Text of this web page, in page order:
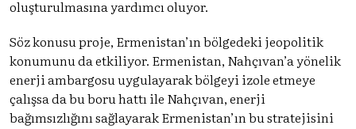
oluşturulmasına yardımcı oluyor.
Söz konusu proje, Ermenistan’ın bölgedeki jeopolitik
konumunu da etkiliyor. Ermenistan, Nahçıvan’a yönelik
enerji ambargosu uygulayarak bölgeyi izole etmeye
çalışsa da bu boru hattı ile Nahçıvan, enerji
bağımsızlığını sağlayarak Ermenistan’ın bu stratejisini